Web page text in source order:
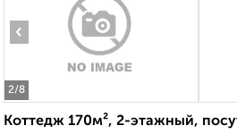
2/8
‹
Коттедж 170м², 2-этажный,